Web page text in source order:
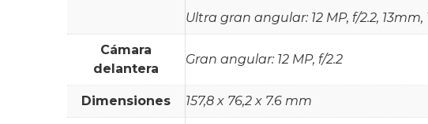
Ultra gran angular: 12 MP, f/2.2, 13mm,
Cámara
delantera
Gran angular: 12 MP, f/2.2
Dimensiones 157,8 x 76,2 x 7.6 mm